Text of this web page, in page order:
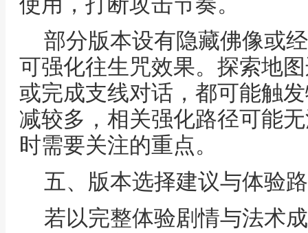
部分版本设有隐藏佛像或
可强化往生咒效果。探索地
或完成支线对话，都可能触
减较多，相关强化路径可能
时需要关注的重点。
五、版本选择建议与体验
若以完整体验剧情与法术